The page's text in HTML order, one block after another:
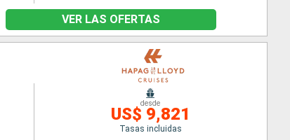
VER LAS OFERTAS
desde
US$ 9,821
Tasas incluidas